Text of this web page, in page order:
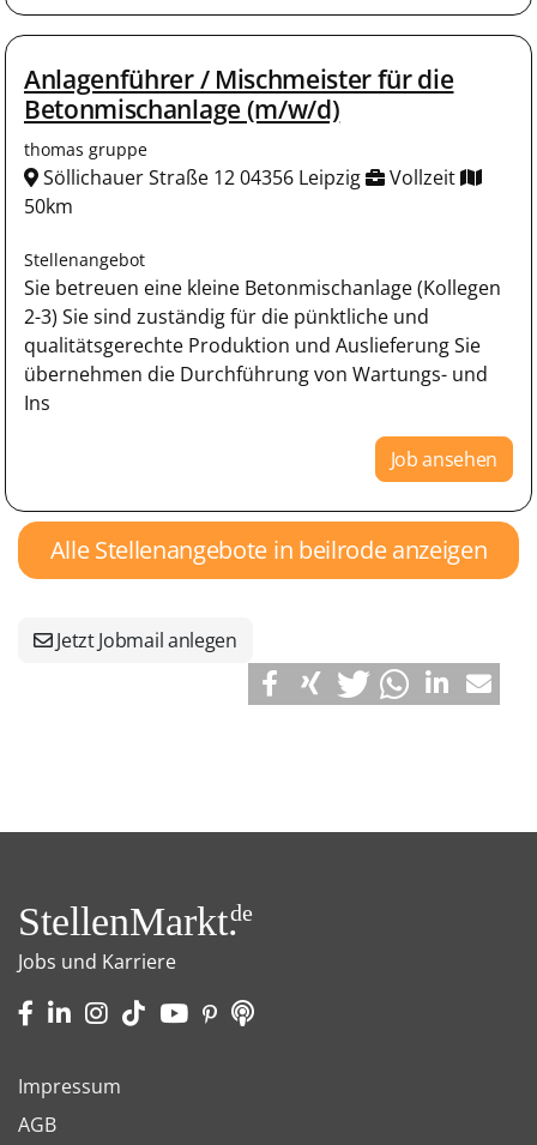
Anlagenführer / Mischmeister für die
Betonmischanlage (m/w/d)
thomas gruppe
Söllichauer Straße 12 04356 Leipzig
Vollzeit
50km
Stellenangebot
Sie betreuen eine kleine Betonmischanlage (Kollegen
2-3) Sie sind zuständig für die pünktliche und
qualitätsgerechte Produktion und Auslieferung Sie
übernehmen die Durchführung von Wartungs- und
Ins
Job ansehen
Alle Stellenangebote in beilrode anzeigen
Jetzt Jobmail anlegen
StellenMarkt.de
Jobs und Karriere
Impressum
AGB